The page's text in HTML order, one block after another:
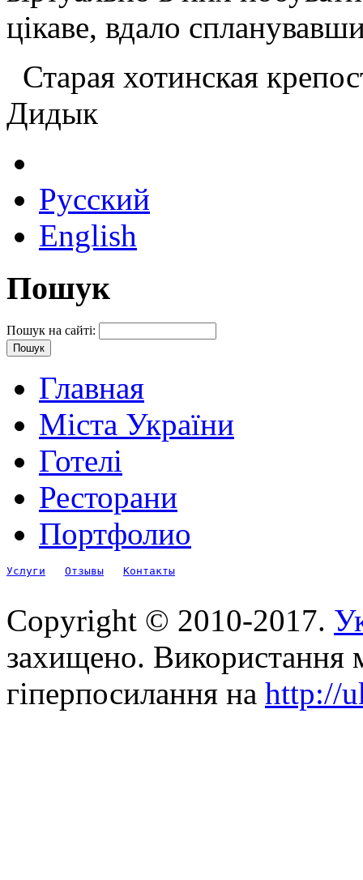
цікаве, вдало
Старая хотинская
Дидык
Русский
English
Пошук
Пошук на сайті:
Главная
Міста України
Готелі
Ресторани
Портфолио
Услуги Отзывы Контакты
Copyright © 2010-2017.
захищено. Використання
гіперпосилання на http://